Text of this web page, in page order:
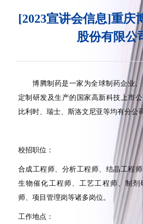
[2023宣讲会信息]重庆
股份有限公
博腾制药是一家为全球制药企业
定制研发及生产的国家高新科技上市公
比利时、瑞士、斯洛文尼亚等均有分公
校招职位：
合成工程师、分析工程师、结晶工程
生物催化工程师、工艺工程师、制剂
师、项目管理岗等诸多岗位。
工作地点：